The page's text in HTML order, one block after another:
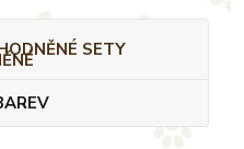
SETY